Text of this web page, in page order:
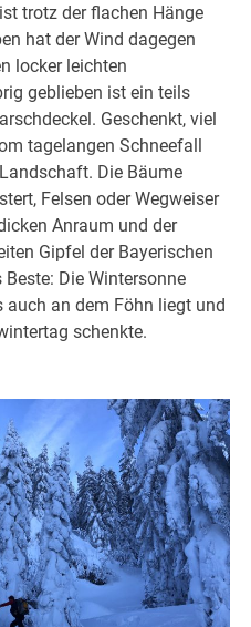
trotz der flachen Hänge
hat der Wind dagegen
locker leichten
geblieben ist ein teils
Geschenkt, viel
tagelangen Schneefall
Die Bäume
Felsen oder Wegweiser
Anraum und der
Gipfel der Bayerischen
Die Wintersonne
an dem Föhn liegt und
schenkte.